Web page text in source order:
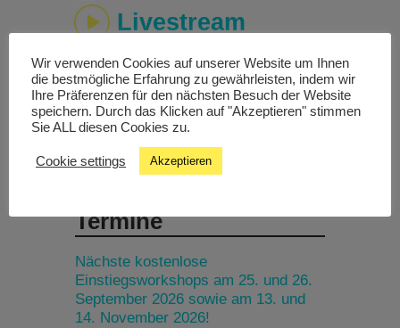
Livestream
Studiochat
Songfinder
Termine
Nächste kostenlose
Einstiegsworkshops am 25. und 26.
September 2026 sowie am 13. und
14. November 2026!
Wir verwenden Cookies auf unserer Website um Ihnen
die bestmögliche Erfahrung zu gewährleisten, indem wir
Ihre Präferenzen für den nächsten Besuch der Website
speichern. Durch das Klicken auf "Akzeptieren" stimmen
Sie ALL diesen Cookies zu.
Cookie settings Akzeptieren